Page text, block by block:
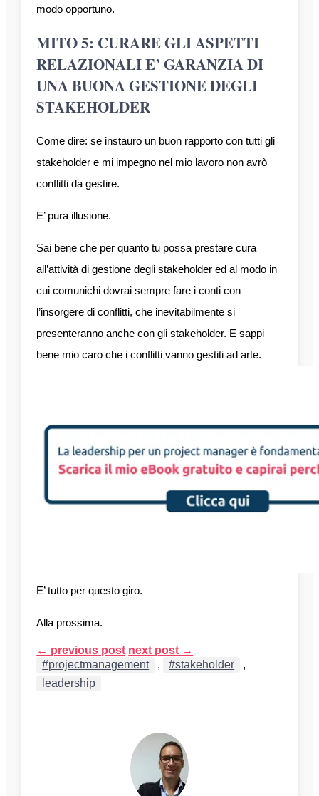
modo opportuno.
MITO 5: CURARE GLI ASPETTI
RELAZIONALI E’ GARANZIA DI
UNA BUONA GESTIONE DEGLI
STAKEHOLDER
Come dire: se instauro un buon rapporto con tutti gli
stakeholder e mi impegno nel mio lavoro non avrò
conflitti da gestire.
E’ pura illusione.
Sai bene che per quanto tu possa prestare cura
all’attività di gestione degli stakeholder ed al modo in
cui comunichi dovrai sempre fare i conti con
l’insorgere di conflitti, che inevitabilmente si
presenteranno anche con gli stakeholder. E sappi
bene mio caro che i conflitti vanno gestiti ad arte.
E’ tutto per questo giro.
Alla prossima.
← previous post next post →
#projectmanagement
, #stakeholder
,
leadership